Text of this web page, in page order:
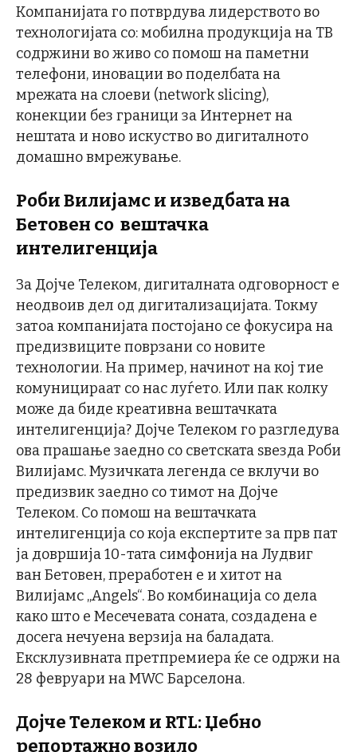
Компанијата го потврдува лидерството во
технологијата со: мобилна продукција на ТВ
содржини во живо со помош на паметни
телефони, иновации во поделбата на
мрежата на слоеви (network slicing),
конекции без граници за Интернет на
нештата и ново искуство во дигиталното
домашно вмрежување.
Роби Вилијамс и изведбата на
Бетовен со вештачка
интелигенција
За Дојче Телеком, дигиталната одговорност е
неодвоив дел од дигитализацијата. Токму
затоа компанијата постојано се фокусира на
предизвиците поврзани со новите
технологии. На пример, начинот на кој тие
комуницираат со нас луѓето. Или пак колку
може да биде креативна вештачката
интелигенција? Дојче Телеком го разгледува
ова прашање заедно со светската ѕвезда Роби
Вилијамс. Музичката легенда се вклучи во
предизвик заедно со тимот на Дојче
Телеком. Со помош на вештачката
интелигенција со која експертите за прв пат
ја довршија 10-тата симфонија на Лудвиг
ван Бетовен, преработен е и хитот на
Вилијамс „Angels“. Во комбинација со дела
како што е Месечевата соната, создадена е
досега нечуена верзија на баладата.
Ексклузивната претпремиера ќе се одржи на
28 февруари на MWC Барселона.
Дојче Телеком и RTL: Џебно
репортажно возило